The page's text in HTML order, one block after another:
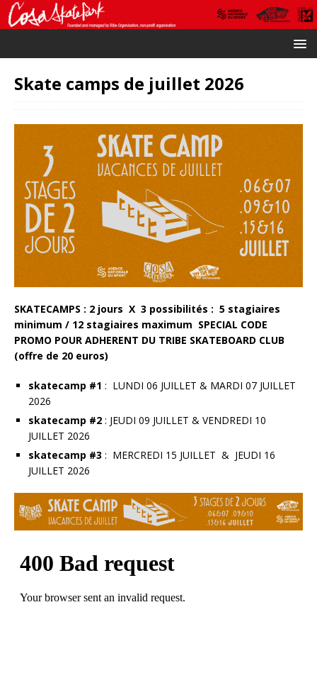
Skate camps de juillet 2026
SKATECAMPS : 2 jours X 3 possibilités : 5 stagiaires
minimum / 12 stagiaires maximum SPECIAL CODE
PROMO POUR ADHERENT DU TRIBE SKATEBOARD CLUB
(offre de 20 euros)
skatecamp #1 : LUNDI 06 JUILLET & MARDI 07 JUILLET
2026
skatecamp #2 : JEUDI 09 JUILLET & VENDREDI 10
JUILLET 2026
skatecamp #3 : MERCREDI 15 JUILLET & JEUDI 16
JUILLET 2026